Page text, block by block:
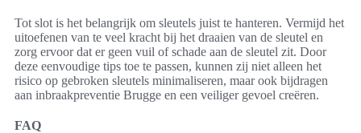
Tot slot is het belangrijk om sleutels juist te hanteren. Vermijd het
uitoefenen van te veel kracht bij het draaien van de sleutel en
zorg ervoor dat er geen vuil of schade aan de sleutel zit. Door
deze eenvoudige tips toe te passen, kunnen zij niet alleen het
risico op gebroken sleutels minimaliseren, maar ook bijdragen
aan inbraakpreventie Brugge en een veiliger gevoel creëren.
FAQ